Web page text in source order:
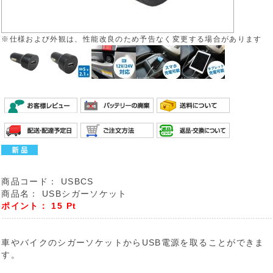
※仕様および外観は、性能改良のため予告なく変更する場合があります
商品コード：
USBCS
商品名：
USBシガーソケット
ポイント：15 Pt
車やバイクのシガーソケットからUSB電源を取ることができま
す。